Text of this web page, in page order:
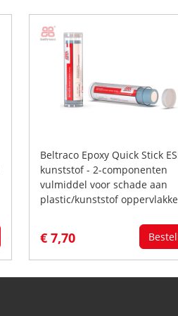
Beltraco Epoxy Quick Stick
kunststof - 2-componenten
vulmiddel voor schade aan
plastic/kunststof
€ 7,70